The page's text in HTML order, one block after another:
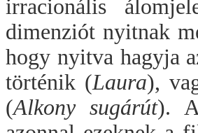
irracionális
dimenziót nyitnak
hogy nyitva hagyja
történik (Laura),
(Alkony sugárút).